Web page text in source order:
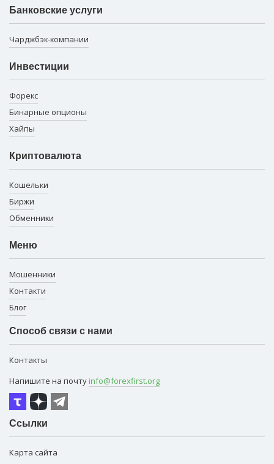
Банковские услуги
Чарджбэк-компании
Инвестиции
Форекс
Бинарные опционы
Хайпы
Криптовалюта
Кошельки
Биржи
Обменники
Меню
Мошенники
Контакти
Блог
Способ связи с нами
Контакты
Напишите на почту info@forexfirst.org
Ссылки
Карта сайта